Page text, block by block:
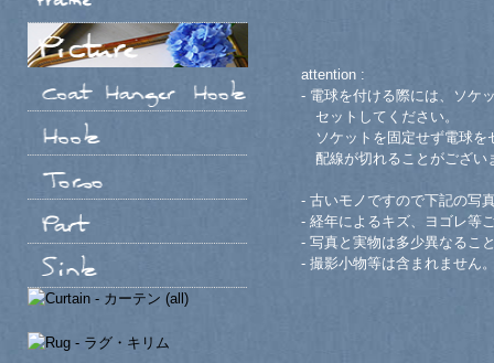
attention :
- 電球を付ける際には、ソケ
セットしてください。
ソケットを固定せず電球を
配線が切れることがござい
- 古いモノですので下記の写
- 経年によるキズ、ヨゴレ等
- 写真と実物は多少異なるこ
- 撮影小物等は含まれません